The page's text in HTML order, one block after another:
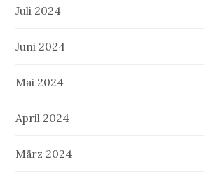
Juli 2024
Juni 2024
Mai 2024
April 2024
März 2024